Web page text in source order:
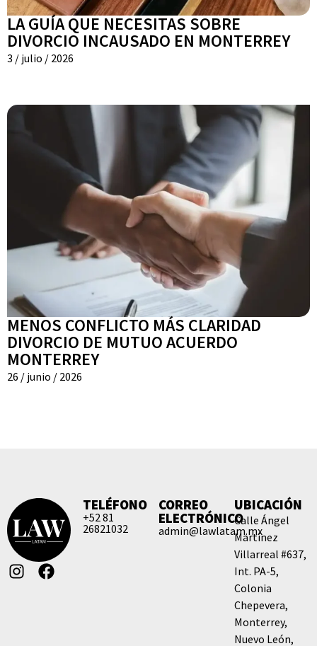
LA GUÍA QUE NECESITAS SOBRE
DIVORCIO INCAUSADO EN MONTERREY
3 / julio / 2026
MENOS CONFLICTO MÁS CLARIDAD
DIVORCIO DE MUTUO ACUERDO
MONTERREY
26 / junio / 2026
TELÉFONO
+52 81
26821032
CORREO
ELECTRÓNICO
admin@lawlatam.mx
UBICACIÓN
Calle Ángel
Martínez
Villarreal #637,
Int. PA-5,
Colonia
Chepevera,
Monterrey,
Nuevo León,